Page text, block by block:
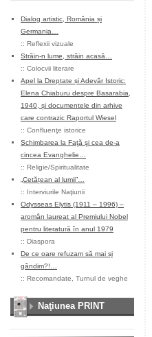
Dialog artistic, România și
Germania…
:: Reflexii vizuale
Străin-n lume, străin acasă…
:: Colocvii literare
Apel la Dreptate și Adevăr Istoric:
Elena Chiaburu despre Basarabia,
1940, și documentele din arhive
care contrazic Raportul Wiesel
:: Confluenţe istorice
Schimbarea la Față și cea de-a
cincea Evanghelie…
:: Religie/Spiritualitate
„Cetățean al lumii”…
:: Interviurile Naţiunii
Odysseas Elytis (1911 – 1996) –
aromân laureat al Premiului Nobel
pentru literatură în anul 1979
:: Diaspora
De ce oare refuzam să mai și
gândim?!…
:: Recomandate Turnul de veghe
Naţiunea PRINT